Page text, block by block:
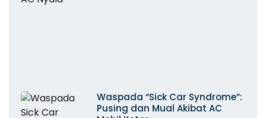
Waspada “Sick Car Syndrome”:
Pusing dan Mual Akibat AC